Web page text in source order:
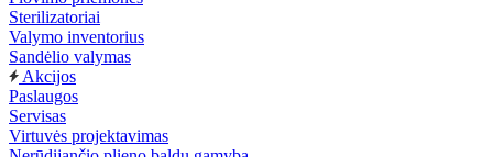
Sterilizatoriai
Valymo inventorius
Sandėlio valymas
Akcijos
Paslaugos
Servisas
Virtuvės projektavimas